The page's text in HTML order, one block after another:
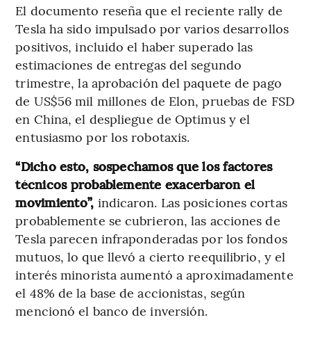
El documento reseña que el reciente rally de
Tesla ha sido impulsado por varios desarrollos
positivos, incluido el haber superado las
estimaciones de entregas del segundo
trimestre, la aprobación del paquete de pago
de US$56 mil millones de Elon, pruebas de FSD
en China, el despliegue de Optimus y el
entusiasmo por los robotaxis.
“Dicho esto, sospechamos que los factores
técnicos probablemente exacerbaron el
movimiento”, indicaron. Las posiciones cortas
probablemente se cubrieron, las acciones de
Tesla parecen infraponderadas por los fondos
mutuos, lo que llevó a cierto reequilibrio, y el
interés minorista aumentó a aproximadamente
el 48% de la base de accionistas, según
mencionó el banco de inversión.